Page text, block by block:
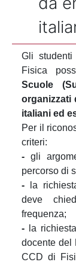
Gli
Fisica
Scuole
organizzati
italiani ed
Per il
criteri:
- gli
percorso di
- la
deve
frequenza;
- la
docente del
CCD di